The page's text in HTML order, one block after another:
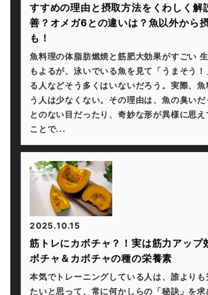
すすめの理由と摂取方法をくわしく解
善？オメガ6との違いは？魚以外から
も！
魚料理の体脂肪燃焼と筋肥大効果がすごい
もよるが、泳いでいる魚を見て「うまそう
る人などそう多くはいないだろう。実際、
う人は少なくない。その理由は、魚の臭いだ
とのない目だったり、奇妙な形が異様に思
ことで...
2025.10.15
筋トレにカボチャ？！実は筋力アップ
ボチャ＆カボチャの種の栄養素
本気でトレーニングしている人は、誰よりも
たいと思って、常に何かしらの「秘訣」を